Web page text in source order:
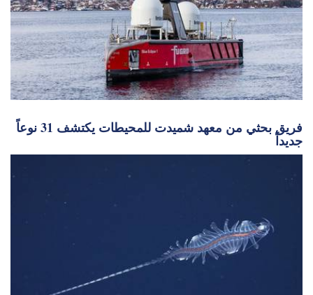
فريق بحثي من معهد شميدت للمحيطات يكتشف 31 نوعاً
جديداً